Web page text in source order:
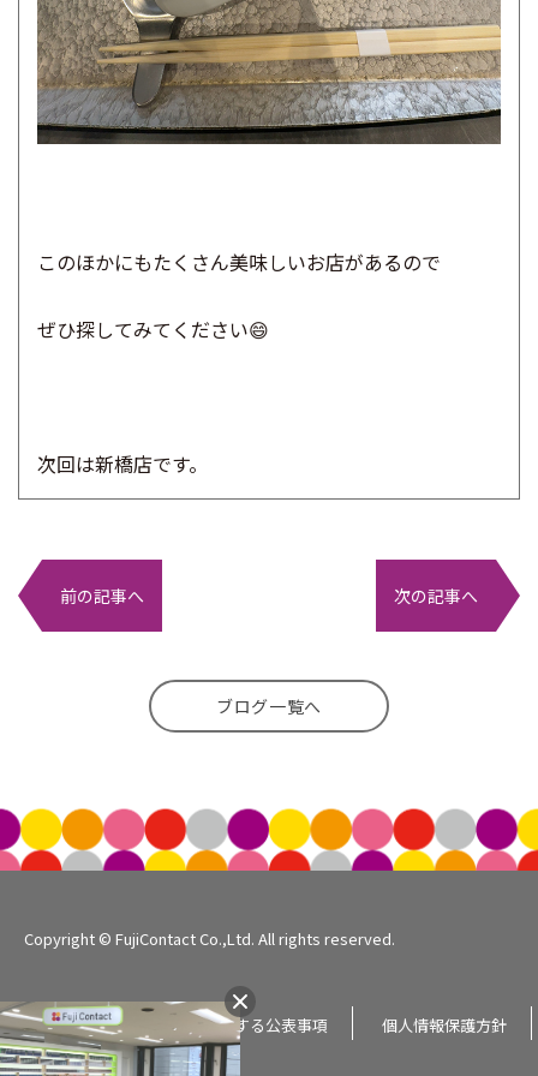
このほかにもたくさん美味しいお店があるので
ぜひ探してみてください😄
次回は新橋店です。
前の記事へ
ブログ一覧へ
次の記事へ
Copyright © FujiContact Co.,Ltd. All rights reserved.
企業情報 個人情報に関する公表事項
個人情報保護方針
サイトマップ